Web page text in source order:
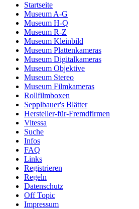
Startseite
Museum A-G
Museum H-Q
Museum R-Z
Museum Kleinbild
Museum Plattenkameras
Museum Digitalkameras
Museum Objektive
Museum Stereo
Museum Filmkameras
Rollfilmboxen
Sepplbauer's Blätter
Hersteller-für-Fremdfirmen
Vitessa
Suche
Infos
FAQ
Links
Registrieren
Regeln
Datenschutz
Off Topic
Impressum